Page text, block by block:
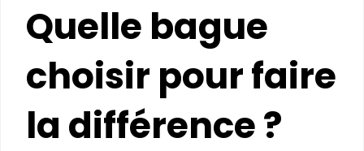
Quelle bague
choisir pour faire
la différence ?